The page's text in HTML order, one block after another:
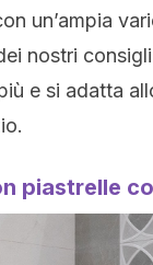
un’ampia
nostri
e si adatta
piastrelle